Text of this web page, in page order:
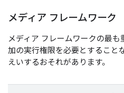
メディア フレームワーク
メディア フレームワークの最
加の実行権限を必要とすること
えいするおそれがあります。